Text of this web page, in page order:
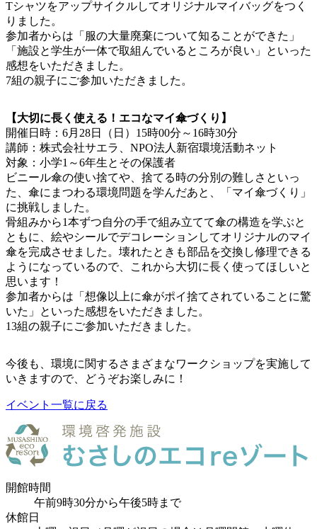
Tシャツをアップサイクルしてオリジナルマイバッグをつく
りました。
参加者からは「服の大量廃棄について知ることができた」
「施設と学生が一体で取組んでいるところが良い」といった
感想をいただきました。
7組の親子にご参加いただきました。
【大切に長く使える！エコなマイ傘づくり】
開催日時：6月28日（日）15時00分～16時30分
講師：株式会社サエラ、NPO法人新宿環境活動ネット
対象：小学1～6年生とその保護者
ビニール傘の使い捨てや、捨てる時の分別の難しさといっ
た、傘にまつわる環境問題を学んだあと、「マイ傘づくり」
に挑戦しました。
骨組みから1本ずつ自分の手で組み立てて傘の構造を学ぶと
ともに、絵やシールでデコレーションしてオリジナルのマイ
傘を完成させました。壊れたときも部品を交換し修理できる
ようになっているので、これから大切に長く使ってほしいと
思います！
参加者からは「想像以上に傘がポイ捨てされていることに驚
いた」といった感想をいただきました。
13組の親子にご参加いただきました。
今後も、環境に関するさまざまなワークショップを実施して
いきますので、どうぞお楽しみに！
イベント一覧に戻る
開館時間
午前9時30分から午後5時まで
休館日